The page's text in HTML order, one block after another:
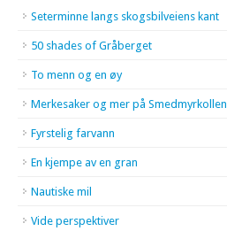
Seterminne langs skogsbilveiens kant
50 shades of Gråberget
To menn og en øy
Merkesaker og mer på Smedmyrkollen
Fyrstelig farvann
En kjempe av en gran
Nautiske mil
Vide perspektiver